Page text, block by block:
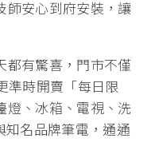
師安心到府安裝，讓
都有驚喜，門市不僅
準時開賣「每日限
燈、冰箱、電視、洗
名品牌筆電，通通